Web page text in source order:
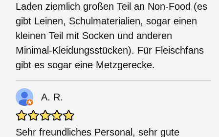
Laden ziemlich großen Teil an Non-Food (es
gibt Leinen, Schulmaterialien, sogar einen
kleinen Teil mit Socken und anderen
Minimal-Kleidungsstücken). Für Fleischfans
gibt es sogar eine Metzgerecke.
A. R.
Sehr freundliches Personal, sehr gute